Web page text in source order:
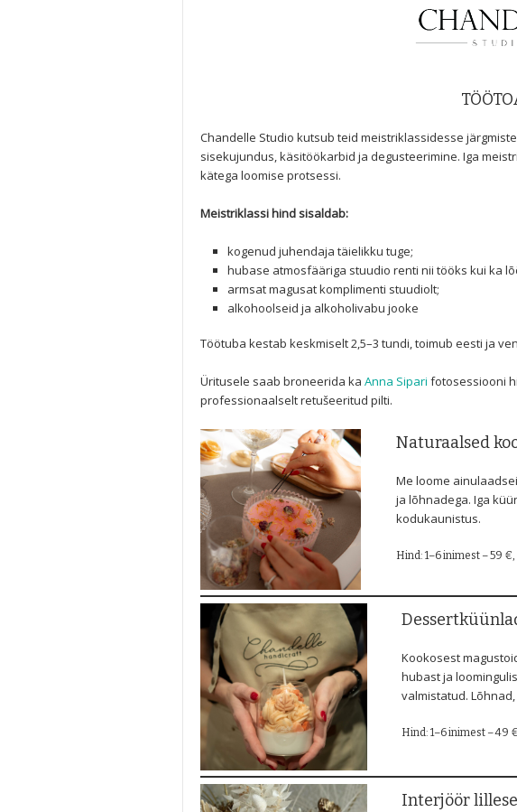
Chandelle Studio kutsub teid meistriklassidesse
sisekujundus, käsitöökarbid ja degusteerimine. Iga
kätega loomise protsessi.
Meistriklassi hind sisaldab:
kogenud juhendaja täielikku tuge;
hubase atmosfääriga stuudio renti nii tööks kui ka
armsat magusat komplimenti stuudiolt;
alkohoolseid ja alkoholivabu jooke
Töötuba kestab keskmiselt 2,5–3 tundi, toimub eesti ja
Üritusele saab broneerida ka Anna Sipari fotosessiooni
professionaalselt retušeeritud pilti.
Naturaalsed
Me loome
ja lõhnadega. Iga
kodukaunistus.
Hind: 1–6 inimest – 59
Kookosest
hubast ja
valmistatud.
Hind: 1–6 inimest – 49
Interjöör